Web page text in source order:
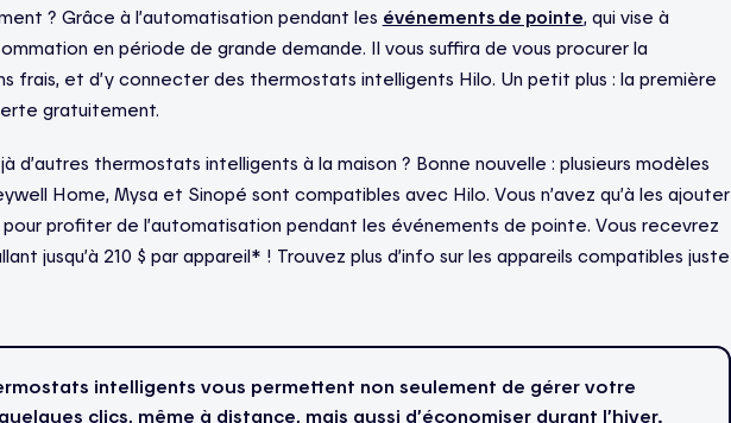
? Grâce à l’automatisation pendant les événements de pointe, qui vise à
en période de grande demande. Il vous suffira de vous procurer la
frais, et d’y connecter des thermostats intelligents Hilo. Un petit plus : la première
gratuitement.
d’autres thermostats intelligents à la maison ? Bonne nouvelle : plusieurs modèles
Home, Mysa et Sinopé sont compatibles avec Hilo. Vous n’avez qu’à les ajouter
pour profiter de l’automatisation pendant les événements de pointe. Vous recevrez
jusqu’à 210 $ par appareil* ! Trouvez plus d’info sur les appareils compatibles juste
intelligents vous permettent non seulement de gérer votre
clics, même à distance, mais aussi d’économiser durant l’hiver.